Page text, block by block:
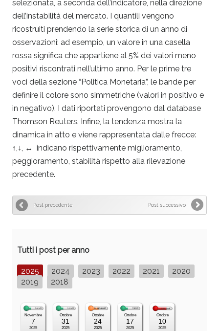
selezionata, a seconda dell’indicatore, nella direzione
dell’instabilità del mercato. I quantili vengono
ricostruiti prendendo la serie storica di un anno di
osservazioni: ad esempio, un valore in una casella
rossa significa che appartiene al 5% dei valori meno
positivi riscontrati nell’ultimo anno. Per le prime tre
voci della sezione “Politica Monetaria”, le bande per
definire il colore sono simmetriche (valori in positivo e
in negativo). I dati riportati provengono dal database
Thomson Reuters. Infine, la tendenza mostra la
dinamica in atto e viene rappresentata dalle frecce:
↑,↓, ↔ indicano rispettivamente miglioramento,
peggioramento, stabilità rispetto alla rilevazione
precedente.
Post precedente Post successivo
Tutti i post per anno
2025 2024 2023 2022 2021
2020
2019
2018
Novembre
7
2025
Ottobre
31
2025
Ottobre
24
2025
Ottobre
17
2025
Ottobre
10
2025